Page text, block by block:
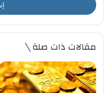
ل
ر
د
ا
ل
إ
مقالات ذات صلة